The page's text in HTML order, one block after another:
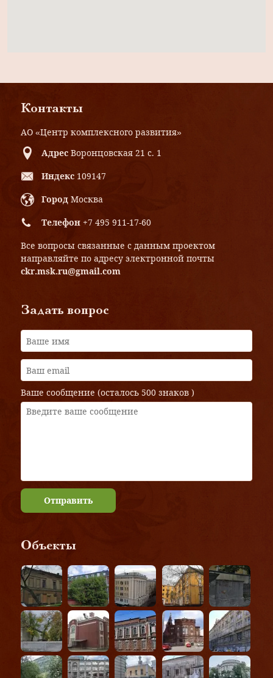
Контакты
АО «Центр комплексного развития»
Адрес Воронцовская 21 с. 1
Индекс 109147
Город Москва
Телефон +7 495 911-17-60
Все вопросы связанные с данным проектом
направляйте по адресу электронной почты
ckr.msk.ru@gmail.com
Задать вопрос
Ваше сообщение (осталось 500 знаков )
Отправить
Объекты